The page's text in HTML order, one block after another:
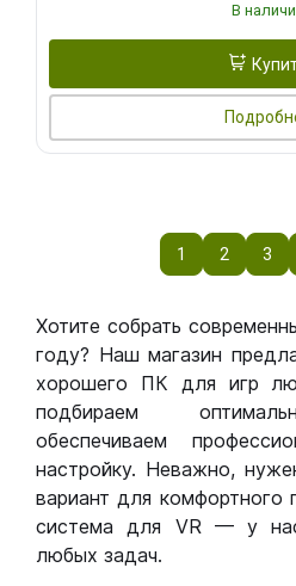
В
1 2 3
Хотите собрать
году? Наш магазин
хорошего ПК для игр
подбираем
обеспечиваем
настройку. Неважно,
вариант для комфортного
система для VR — у
любых задач.